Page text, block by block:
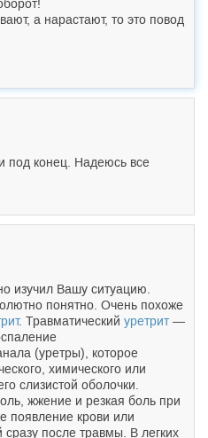
а нарастают, то это повод
под конец. Надеюсь все
изучил Вашу ситуацию.
понятно. Очень похоже
. Травматический уретрит—
(уретры), которое
химического или
слизистой оболочки.
жжение и резкая боль при
появление крови или
после травмы. В легких